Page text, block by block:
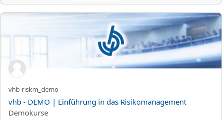
vhb - DEMO | Einführung in das Risikomanagement
Краткое название курса
vhb-riskm_demo
Название курса
vhb - DEMO | Einführung in das Risikomanagement
Категория курса
Demokurse